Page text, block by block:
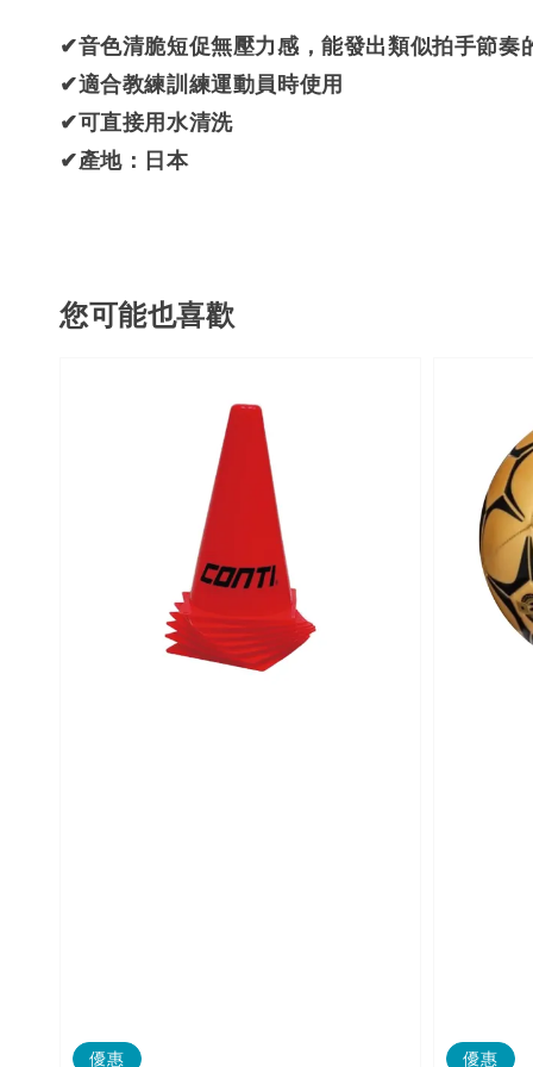
✔音色清脆短促無壓力感，能發出類似拍手節奏
✔適合教練訓練運動員時使用
✔可直接用水清洗
✔產地：日本
您可能也喜歡
優惠 優惠